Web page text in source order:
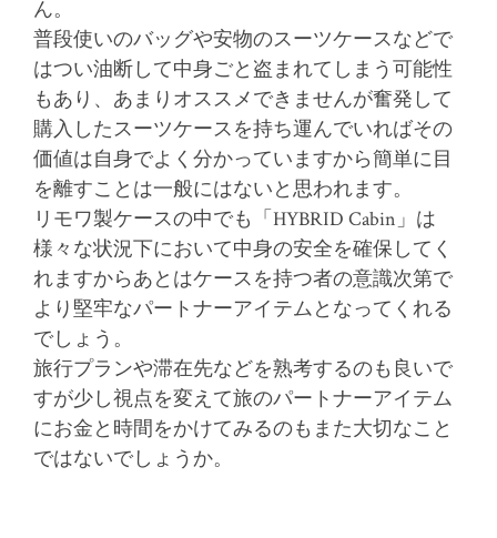
ん。
普段使いのバッグや安物のスーツケースなどで
はつい油断して中身ごと盗まれてしまう可能性
もあり、あまりオススメできませんが奮発して
購入したスーツケースを持ち運んでいればその
価値は自身でよく分かっていますから簡単に目
を離すことは一般にはないと思われます。
リモワ製ケースの中でも「HYBRID Cabin」は
様々な状況下において中身の安全を確保してく
れますからあとはケースを持つ者の意識次第で
より堅牢なパートナーアイテムとなってくれる
でしょう。
旅行プランや滞在先などを熟考するのも良いで
すが少し視点を変えて旅のパートナーアイテム
にお金と時間をかけてみるのもまた大切なこと
ではないでしょうか。